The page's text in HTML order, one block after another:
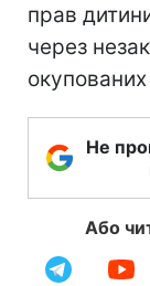
прав
через
окупованих
Не
Або